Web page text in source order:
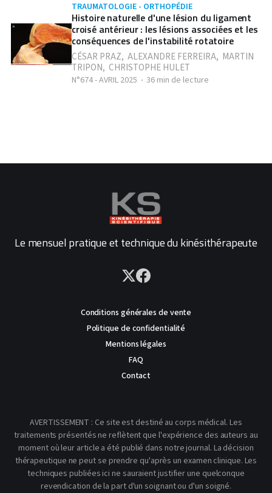
TRAUMATOLOGIE - ORTHOPÉDIE
Histoire naturelle d'une lésion du ligament
croisé antérieur : les lésions associées et les
conséquences de l'instabilité rotatoire
CÉSAR PRAZ, ALEXANDRE FERREIRA, MARTIN
TRIPON, CHRISTOPHE HULET
N°674 - AVRIL 2025 36 min de lecture
Le mensuel pratique et technique du kinésithérapeute
Conditions générales de vente
Politique de confidentialité
Mentions légales
FAQ
Contact
AVERTISSEMENT : Ce site est destiné au corps médical. Les
traitements présentés ne reflètent que l'expérience des auteurs au
moment où leur article a été publié dans notre journal. La décision
thérapeutique ne peut se prendre qu'après un examen clinique. Les
techniques publiées ici ne sauraient justifier une quelconque
revendication de la part d'un soignant ou d'un soigné.